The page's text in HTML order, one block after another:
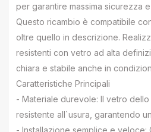
per garantire massima sicurezza
Questo ricambio è compatibile
oltre quello in descrizione.
resistenti con vetro ad alta
chiara e stabile anche in
Caratteristiche Principali
- Materiale durevole: Il vetro
resistente all`usura, garantendo
- Installazione semplice e veloce: